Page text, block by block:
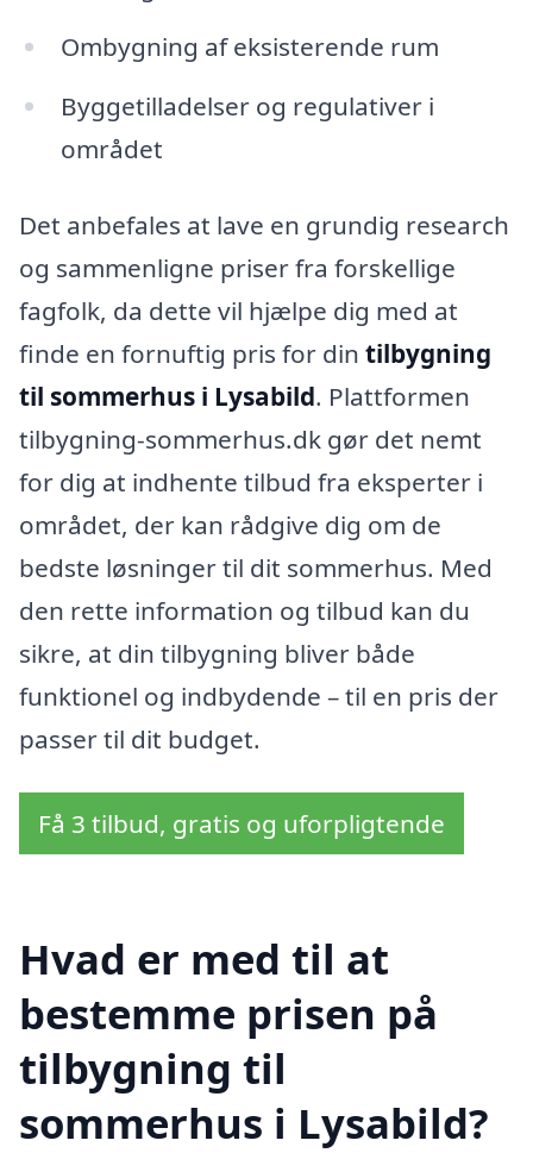
Ombygning af eksisterende rum
Byggetilladelser og regulativer i
området
Det anbefales at lave en grundig research
og sammenligne priser fra forskellige
fagfolk, da dette vil hjælpe dig med at
finde en fornuftig pris for din tilbygning
til sommerhus i Lysabild. Plattformen
tilbygning-sommerhus.dk gør det nemt
for dig at indhente tilbud fra eksperter i
området, der kan rådgive dig om de
bedste løsninger til dit sommerhus. Med
den rette information og tilbud kan du
sikre, at din tilbygning bliver både
funktionel og indbydende – til en pris der
passer til dit budget.
Få 3 tilbud, gratis og uforpligtende
Hvad er med til at
bestemme prisen på
tilbygning til
sommerhus i Lysabild?